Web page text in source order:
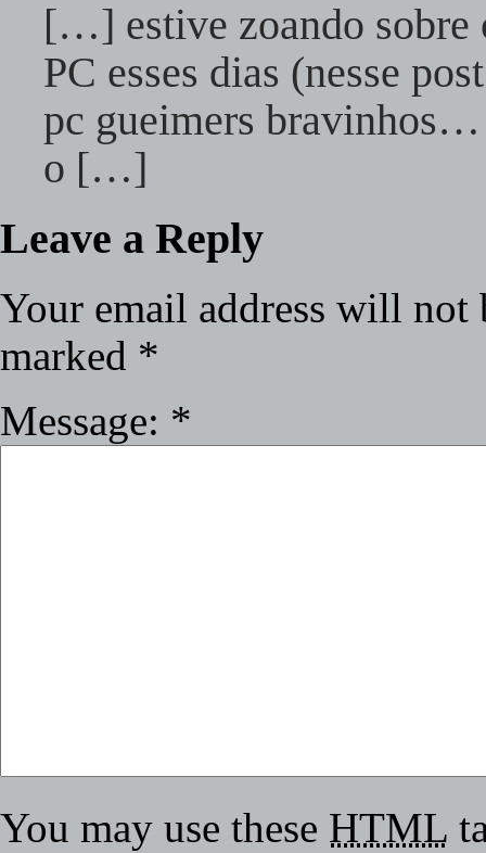
[…] estive zoando sobre
PC esses dias (nesse
pc gueimers
o […]
Leave a Reply
Your email address will not
marked *
Message: *
You may use these HTML